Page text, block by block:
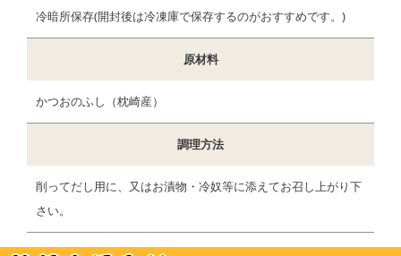
冷暗所保存(開封後は冷凍庫で保存するのがおすすめです。)
原材料
かつおのふし（枕崎産）
調理方法
削ってだし用に、又はお漬物・冷奴等に添えてお召し上がり下
さい。